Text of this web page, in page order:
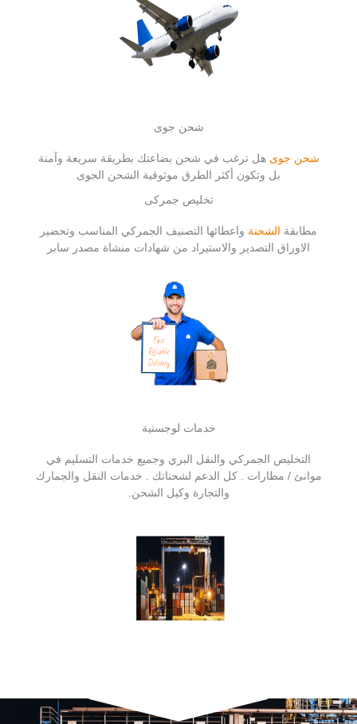
شحن جوى
شحن جوى هل ترغب في شحن بضاعتك بطريقة سريعة وآمنة
بل وتكون أكثر الطرق موثوقية الشحن الجوى
تخليص جمركى
مطابقة الشحنة واعطائها التصنيف الجمركي المناسب وتحضير
الاوراق التصدير والاستيراد من شهادات منشاة مصدر سابر
خدمات لوجستية
التخليص الجمركي والنقل البري وجميع خدمات التسليم في
موانئ / مطارات . كل الدعم لشحناتك . خدمات النقل والجمارك
والتجارة وكيل الشحن.